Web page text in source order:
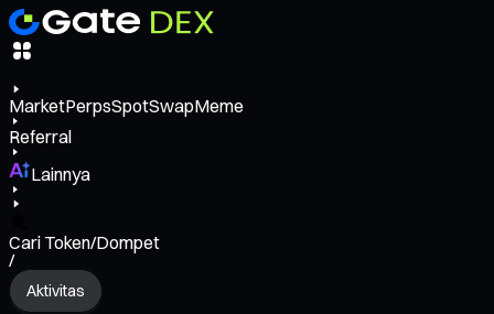
MarketPerpsSpotSwapMeme
Referral
Lainnya
Cari Token/Dompet
/
Aktivitas